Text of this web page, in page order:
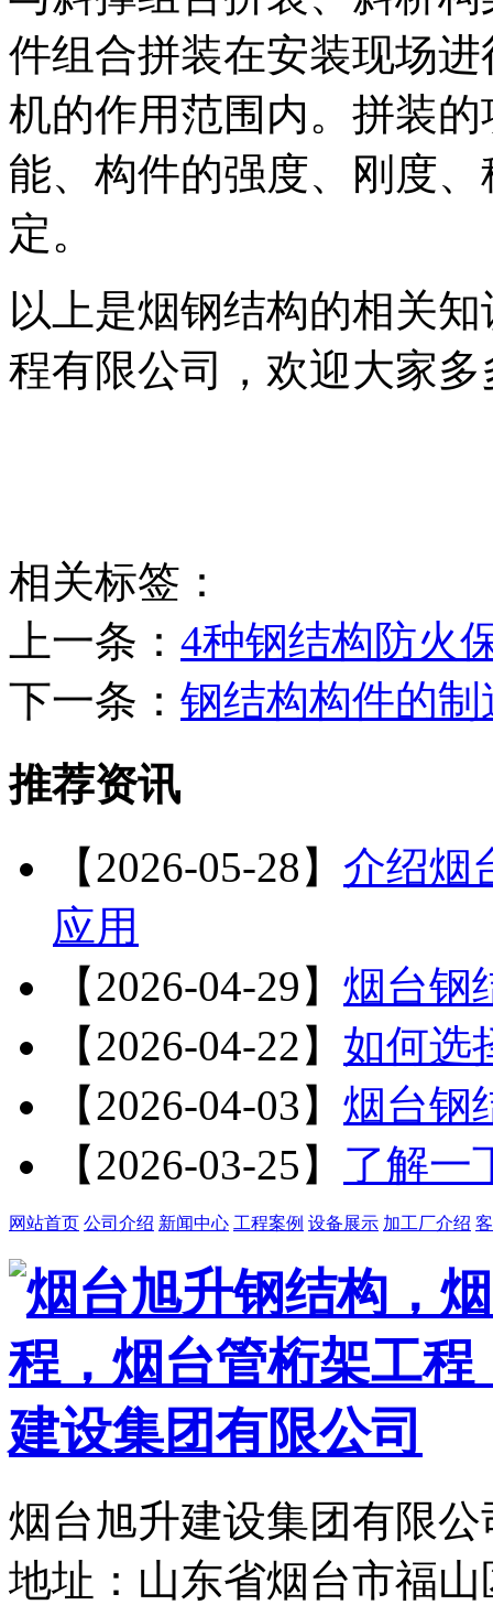
件组合拼装在安装现场
机的作用范围内。拼装
能、构件的强度、刚度
定。
以上是烟钢结构的相关
程有限公司，欢迎大家
相关标签：
上一条： 4种钢结构防火
下一条： 钢结构构件的制
推荐资讯
【2026-05-28】 介绍烟
应用
【2026-04-29】 烟台钢
【2026-04-22】 如何选
【2026-04-03】 烟台钢
【2026-03-25】 了解一
网站首页 公司介绍 新闻中心 工程案例 设备展示 加工厂介绍
烟台旭升建设集团有限
地址：山东省烟台市福